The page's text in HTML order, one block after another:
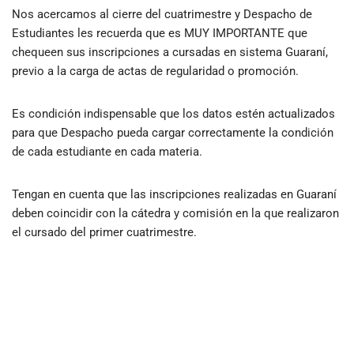
Nos acercamos al cierre del cuatrimestre y Despacho de
Estudiantes les recuerda que es MUY IMPORTANTE que
chequeen sus inscripciones a cursadas en sistema Guaraní,
previo a la carga de actas de regularidad o promoción.
Es condición indispensable que los datos estén actualizados
para que Despacho pueda cargar correctamente la condición
de cada estudiante en cada materia.
Tengan en cuenta que las inscripciones realizadas en Guaraní
deben coincidir con la cátedra y comisión en la que realizaron
el cursado del primer cuatrimestre.